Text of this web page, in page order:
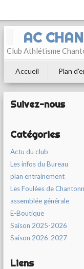
AC
Club Athlétisme
Accueil Plan
Suivez-nous
Catégories
Actu du club
Les infos du Bureau
plan entrainement
Les Foulées de
assemblée générale
E-Boutique
Saison 2025-2026
Saison 2026-2027
Liens